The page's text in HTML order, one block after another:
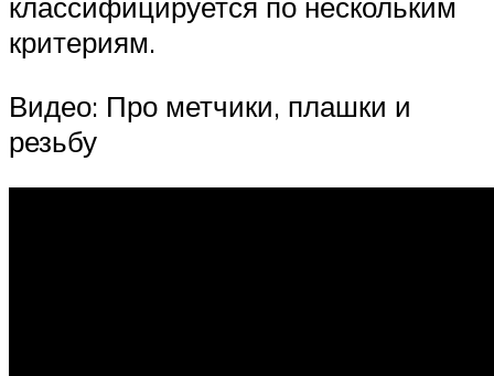
критериям.
Видео: Про метчики, плашки и
резьбу